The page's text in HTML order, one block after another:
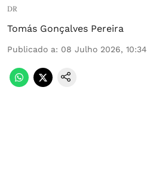
DR
Tomás Gonçalves Pereira
Publicado a: 08 Julho 2026, 10:34